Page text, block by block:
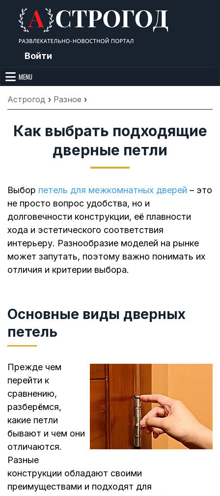
content
Войти
Астрогод: Праздники сегодня,
Лунный календарь, Приметы,
Что нельзя делать, Гороскопы и
Сонник
приметы, точный гороскоп и толкование снов. Читайте, что можно и
MENU
Астрогод › Разное ›
Как выбрать подходящие
дверные петли
Выбор петель для межкомнатных дверей – это
не просто вопрос удобства, но и
долговечности конструкции, её плавности
хода и эстетического соответствия
интерьеру. Разнообразие моделей на рынке
может запутать, поэтому важно понимать их
отличия и критерии выбора.
Основные виды дверных
петель
Прежде чем
перейти к
сравнению,
разберёмся,
какие петли
бывают и чем они
отличаются.
Разные
конструкции обладают своими
преимуществами и подходят для